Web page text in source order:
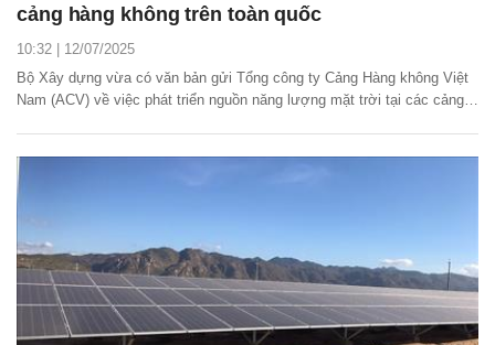
cảng hàng không trên toàn quốc
10:32 | 12/07/2025
Bộ Xây dựng vừa có văn bản gửi Tổng công ty Cảng Hàng không Việt
Nam (ACV) về việc phát triển nguồn năng lượng mặt trời tại các cảng